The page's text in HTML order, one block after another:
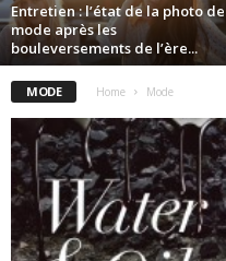
Entretien : l’état de la photo de
mode après les
bouleversements de l’ère...
MODE Home Mode